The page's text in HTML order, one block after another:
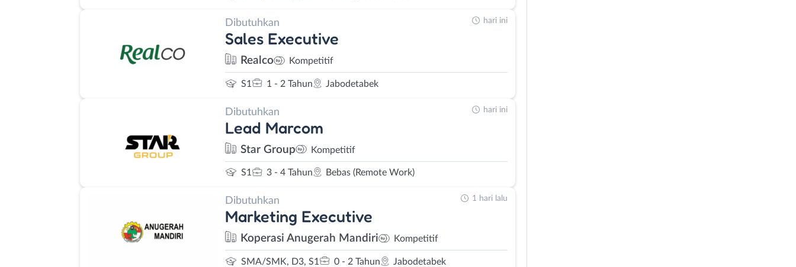
Dibutuhkan
Sales Executive
Realco Kompetitif
S1 1 - 2 Tahun Jabodetabek
hari ini
Dibutuhkan
Lead Marcom
Star Group Kompetitif
S1 3 - 4 Tahun Bebas (Remote Work)
hari ini
Dibutuhkan
Marketing Executive
Koperasi Anugerah Mandiri Kompetitif
SMA/SMK, D3, S1 0 - 2 Tahun Jabodetabek
1 hari lalu